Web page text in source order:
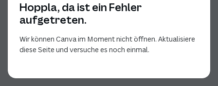
Hoppla, da ist ein Fehler
aufgetreten.
Wir können Canva im Moment nicht öffnen. Aktualisiere
diese Seite und versuche es noch einmal.